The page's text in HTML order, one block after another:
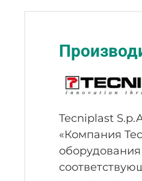
Tecniplast
«Компания